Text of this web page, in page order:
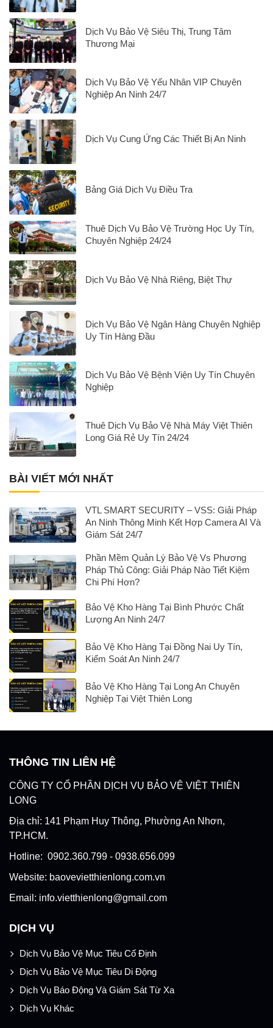
Dịch Vụ Bảo Vệ Siêu Thị, Trung Tâm
Thương Mại
Dịch Vụ Bảo Vệ Yếu Nhân VIP Chuyên
Nghiệp An Ninh 24/7
Dịch Vụ Cung Ứng Các Thiết Bị An Ninh
Bảng Giá Dịch Vụ Điều Tra
Thuê Dịch Vụ Bảo Vệ Trường Học Uy Tín,
Chuyên Nghiệp 24/24
Dịch Vụ Bảo Vệ Nhà Riêng, Biệt Thự
Dịch Vụ Bảo Vệ Ngân Hàng Chuyên Nghiệp
Uy Tín Hàng Đầu
Dịch Vụ Bảo Vệ Bệnh Viện Uy Tín Chuyên
Nghiệp
Thuê Dịch Vụ Bảo Vệ Nhà Máy Việt Thiên
Long Giá Rẻ Uy Tín 24/24
BÀI VIẾT MỚI NHẤT
VTL SMART SECURITY – VSS: Giải Pháp
An Ninh Thông Minh Kết Hợp Camera AI Và
Giám Sát 24/7
Phần Mềm Quản Lý Bảo Vệ Vs Phương
Pháp Thủ Công: Giải Pháp Nào Tiết Kiệm
Chi Phí Hơn?
Bảo Vệ Kho Hàng Tại Bình Phước Chất
Lượng An Ninh 24/7
Bảo Vệ Kho Hàng Tại Đồng Nai Uy Tín,
Kiểm Soát An Ninh 24/7
Bảo Vệ Kho Hàng Tại Long An Chuyên
Nghiệp Tại Việt Thiên Long
THÔNG TIN LIÊN HỆ
CÔNG TY CỔ PHẦN DỊCH VỤ BẢO VỆ VIỆT THIÊN
LONG
Địa chỉ: 141 Phạm Huy Thông, Phường An Nhơn,
TP.HCM.
Hotline: 0902.360.799 - 0938.656.099
Website: baovevietthienlong.com.vn
Email: info.vietthienlong@gmail.com
DỊCH VỤ
Dịch Vụ Bảo Vệ Mục Tiêu Cố Định
Dịch Vụ Bảo Vệ Mục Tiêu Di Động
Dịch Vụ Báo Động Và Giám Sát Từ Xa
Dịch Vụ Khác